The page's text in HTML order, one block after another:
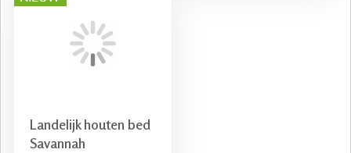
Landelijk houten bed
Savannah